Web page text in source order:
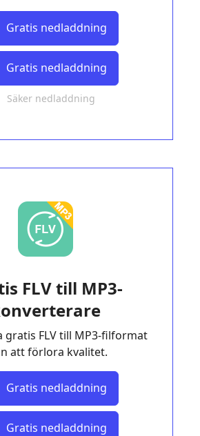
Gratis nedladdning
Gratis nedladdning
Säker nedladdning
FLV till MP3-
gratis FLV till MP3-filformat
att förlora kvalitet.
Gratis nedladdning
Gratis nedladdning